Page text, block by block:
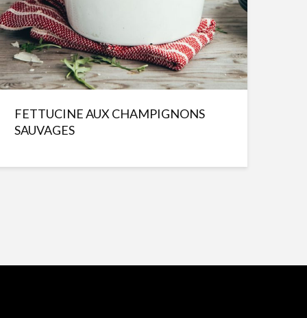
FETTUCINE AUX CHAMPIGNONS
SAUVAGES